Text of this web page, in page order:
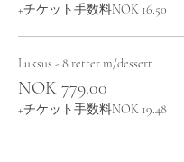
+チケット手数料NOK 16.50
Luksus - 8 retter m/dessert
NOK 779.00
+チケット手数料NOK 19.48